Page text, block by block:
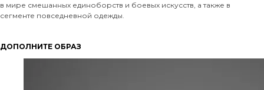
в мире смешанных единоборств и боевых искусств, а также в
сегменте повседневной одежды.
ДОПОЛНИТЕ ОБРАЗ